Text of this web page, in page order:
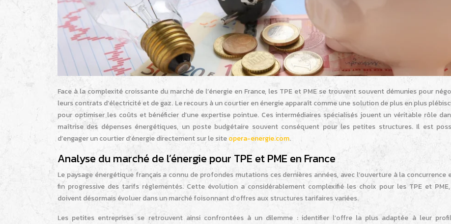
Face à la complexité croissante du marché de l’énergie en France, les TPE et PME se trouvent souvent démunies pour
leurs contrats d’électricité et de gaz. Le recours à un courtier en énergie apparaît comme une solution de plus en plus
pour optimiser les coûts et bénéficier d’une expertise pointue. Ces intermédiaires spécialisés jouent un véritable rôle
maîtrise des dépenses énergétiques, un poste budgétaire souvent conséquent pour les petites structures. Il est
d’engager un courtier d’énergie directement sur le siteopera-energie.com.
Analyse du marché de l’énergie pour TPE et PME en France
Le paysage énergétique français a connu de profondes mutations ces dernières années, avec l’ouverture à la concurrence
fin progressive des tarifs réglementés. Cette évolution a considérablement complexifié les choix pour les TPE et
doivent désormais évoluer dans un marché foisonnant d’offres aux structures tarifaires variées.
Les petites entreprises se retrouvent ainsi confrontées à un dilemme : identifier l’offre la plus adaptée à leur